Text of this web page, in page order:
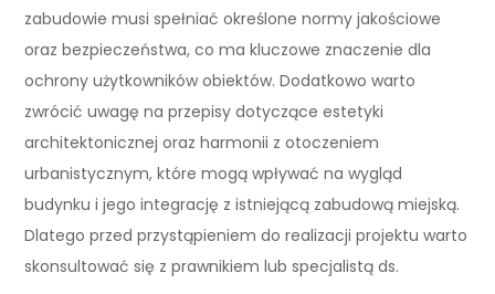
zabudowie musi spełniać określone normy jakościowe
oraz bezpieczeństwa, co ma kluczowe znaczenie dla
ochrony użytkowników obiektów. Dodatkowo warto
zwrócić uwagę na przepisy dotyczące estetyki
architektonicznej oraz harmonii z otoczeniem
urbanistycznym, które mogą wpływać na wygląd
budynku i jego integrację z istniejącą zabudową miejską.
Dlatego przed przystąpieniem do realizacji projektu warto
skonsultować się z prawnikiem lub specjalistą ds.